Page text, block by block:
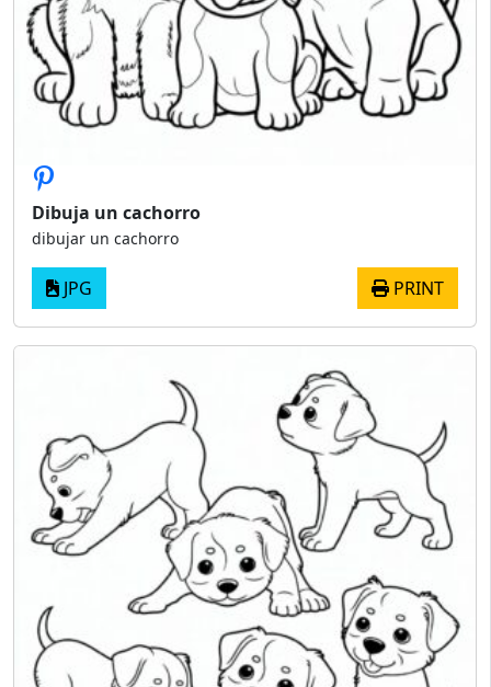
Dibuja un cachorro
dibujar un cachorro
JPG PRINT